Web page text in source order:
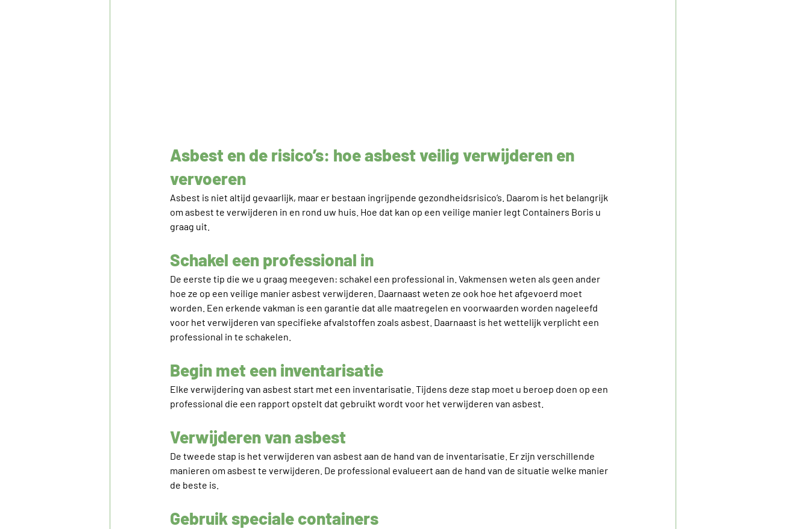
Asbest en de risico’s: hoe asbest veilig verwijderen en
vervoeren
Asbest is niet altijd gevaarlijk, maar er bestaan ingrijpende gezondheidsrisico’s. Daarom is het belangrijk
om asbest te verwijderen in en rond uw huis. Hoe dat kan op een veilige manier legt Containers Boris u
graag uit.
Schakel een professional in
De eerste tip die we u graag meegeven: schakel een professional in. Vakmensen weten als geen ander
hoe ze op een veilige manier asbest verwijderen. Daarnaast weten ze ook hoe het afgevoerd moet
worden. Een erkende vakman is een garantie dat alle maatregelen en voorwaarden worden nageleefd
voor het verwijderen van specifieke afvalstoffen zoals asbest. Daarnaast is het wettelijk verplicht een
professional in te schakelen.
Begin met een inventarisatie
Elke verwijdering van asbest start met een inventarisatie. Tijdens deze stap moet u beroep doen op een
professional die een rapport opstelt dat gebruikt wordt voor het verwijderen van asbest.
Verwijderen van asbest
De tweede stap is het verwijderen van asbest aan de hand van de inventarisatie. Er zijn verschillende
manieren om asbest te verwijderen. De professional evalueert aan de hand van de situatie welke manier
de beste is.
Gebruik speciale containers